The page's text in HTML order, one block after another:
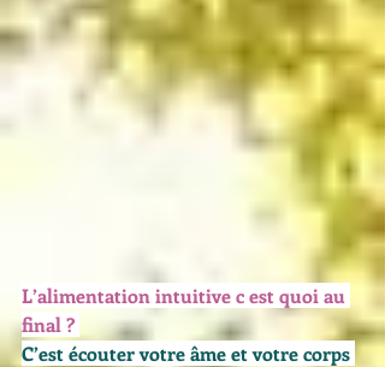
L’alimentation intuitive c est quoi au
final ?
C’est écouter votre âme et votre corps